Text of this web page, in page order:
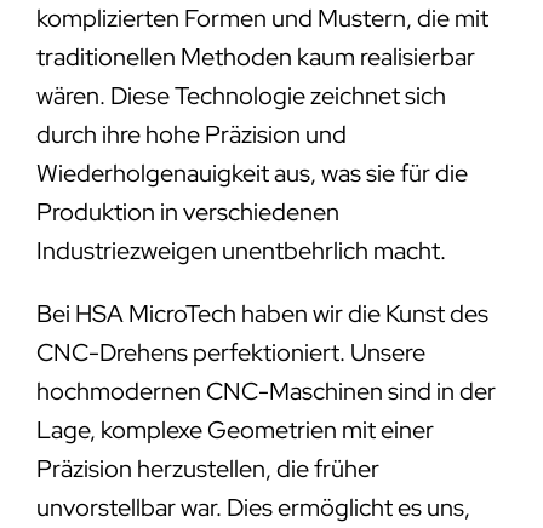
komplizierten Formen und Mustern, die mit
traditionellen Methoden kaum realisierbar
wären. Diese Technologie zeichnet sich
durch ihre hohe Präzision und
Wiederholgenauigkeit aus, was sie für die
Produktion in verschiedenen
Industriezweigen unentbehrlich macht.
Bei HSA MicroTech haben wir die Kunst des
CNC-Drehens perfektioniert. Unsere
hochmodernen CNC-Maschinen sind in der
Lage, komplexe Geometrien mit einer
Präzision herzustellen, die früher
unvorstellbar war. Dies ermöglicht es uns,